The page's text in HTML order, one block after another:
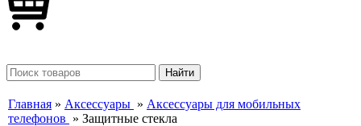
Главная » Аксессуары » Аксессуары для мобильных
телефонов » Защитные стекла